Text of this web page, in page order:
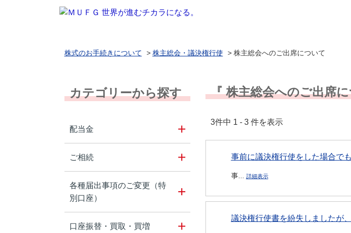
株式のお手続きについて > 株主総会・議決権行使 > 株主総会へのご出席について
カテゴリーから探す
配当金
ご相続
各種届出事項のご変更（特
別口座）
口座振替・買取・買増
『 株主総会へのご出席
3件中 1 - 3 件を表示
事前に議決権行使をした場合で
事... 詳細表示
議決権行使書を紛失しましたが